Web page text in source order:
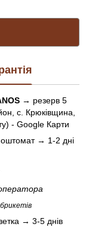
→ резерв 5
с. Крюківщина,
- Google Карти
→ 1-2 дні
→ 3-5 днів